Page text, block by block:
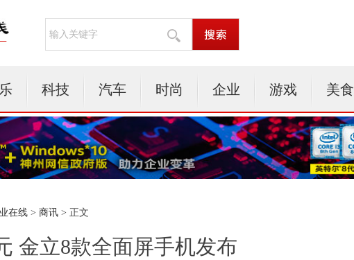
科技 汽车 时尚 企业 游戏 美食
在线 > 商讯 > 正文
金立8款全面屏手机发布